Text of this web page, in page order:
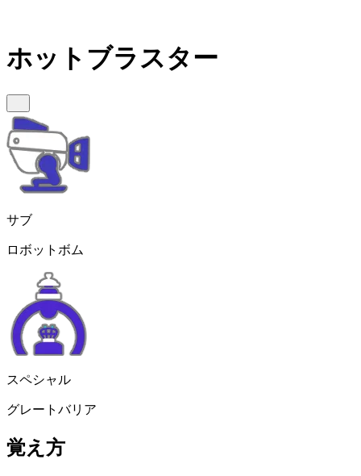
ホットブラスター
サブ
ロボットボム
スペシャル
グレートバリア
覚え方